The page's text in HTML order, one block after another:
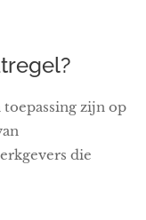
zijn op
die